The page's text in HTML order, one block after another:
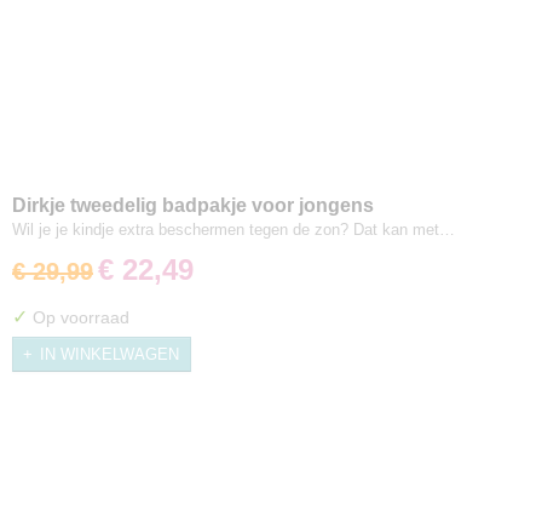
Dirkje tweedelig badpakje voor jongens
Wil je je kindje extra beschermen tegen de zon? Dat kan met…
€ 29,99€ 22,49
✓ Op voorraad
IN WINKELWAGEN